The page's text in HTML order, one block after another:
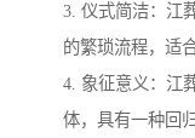
3. 仪式简洁：江
的繁琐流程，适
4. 象征意义：江
体，具有一种回